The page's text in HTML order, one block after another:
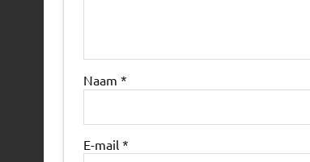
Naam *
E-mail *